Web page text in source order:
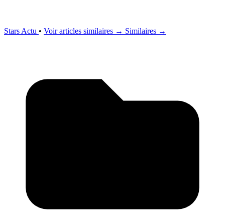
Stars Actu • Voir articles similaires → Similaires →